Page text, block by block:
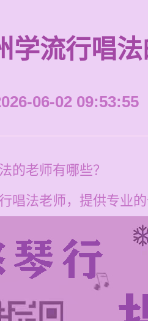
学流行唱
06-02 09:53:55
的老师有哪些？
唱法老师，提供专业的